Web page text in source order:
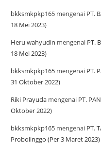
bkksmkpkp165 mengenai PT.
18 Mei 2023)
Heru wahyudin mengenai PT.
18 Mei 2023)
bkksmkpkp165 mengenai PT.
31 Oktober 2022)
Riki Prayuda mengenai PT.
Oktober 2022)
bkksmkpkp165 mengenai PT.
Probolinggo (Per 3 Maret 2023)